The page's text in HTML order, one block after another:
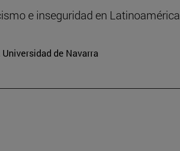
e inseguridad en Latinoamérica
de Navarra